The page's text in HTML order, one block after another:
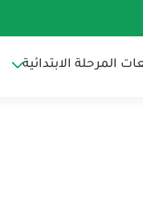
المرحلة الابتدائية